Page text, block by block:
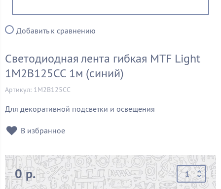
Добавить к сравнению
Светодиодная лента гибкая MTF Light
1M2B125CC 1м (синий)
Артикул: 1M2B125CC
Для декоративной подсветки и освещения
В избранное
0 р.